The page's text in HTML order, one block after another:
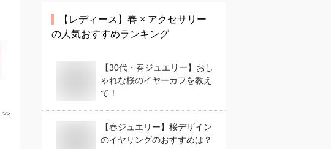
>>
【レディース】 春 × アクセサリー
の人気おすすめランキング
【30代・春ジュエリー】おし
ゃれな桜のイヤーカフを教え
て！
【春ジュエリー】桜デザイン
のイヤリングのおすすめは？